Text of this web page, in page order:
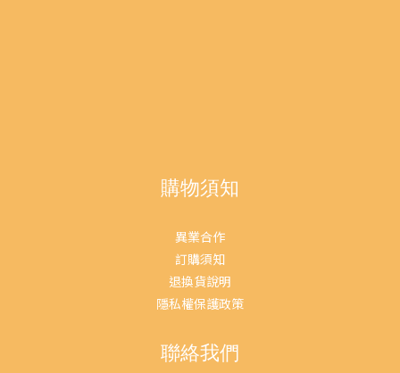
購物須知
異業合作
訂購須知
退換貨說明
隱私權保護政策
聯絡我們